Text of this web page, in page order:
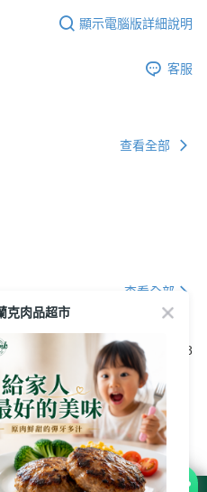
顯示電腦版詳細說明
客服
查看全部
查看全部
2025/08/08
克肉品超市